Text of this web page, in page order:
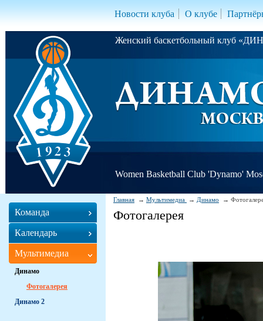
Новости клуба О клубе
Женский баскетбольный клуб
Women Basketball Club 'Dynamo'
Главная Мультимедиа Динамо
Фотогалерея
Команда
Календарь
Мультимедиа
Динамо
Фотогалерея
Динамо 2